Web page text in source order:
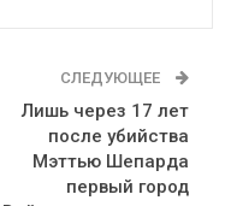
СЛЕДУЮЩЕЕ
Лишь через 17 лет
после убийства
Мэттью Шепарда
первый город